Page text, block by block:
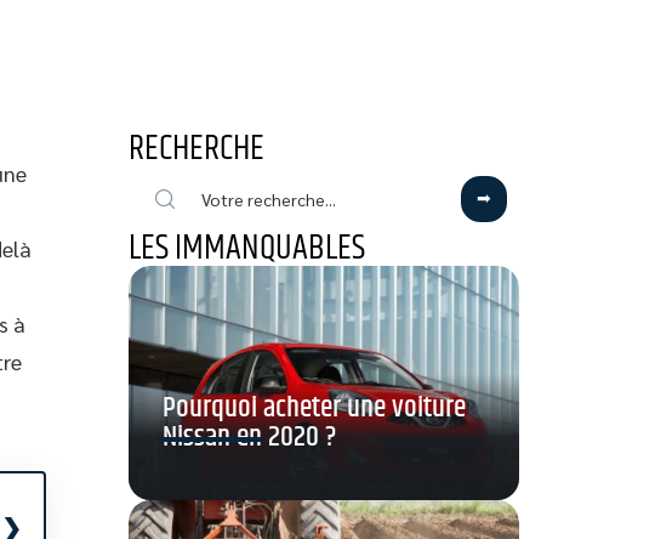
à
RECHERCHE
LES IMMANQUABLES
Pourquoi acheter une voiture
Nissan en 2020 ?